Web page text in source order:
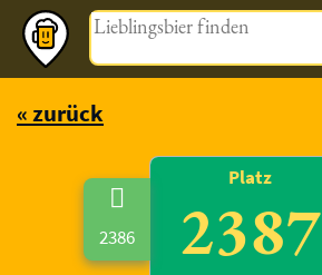
Magazin
« zurück
2386
Platz
2387